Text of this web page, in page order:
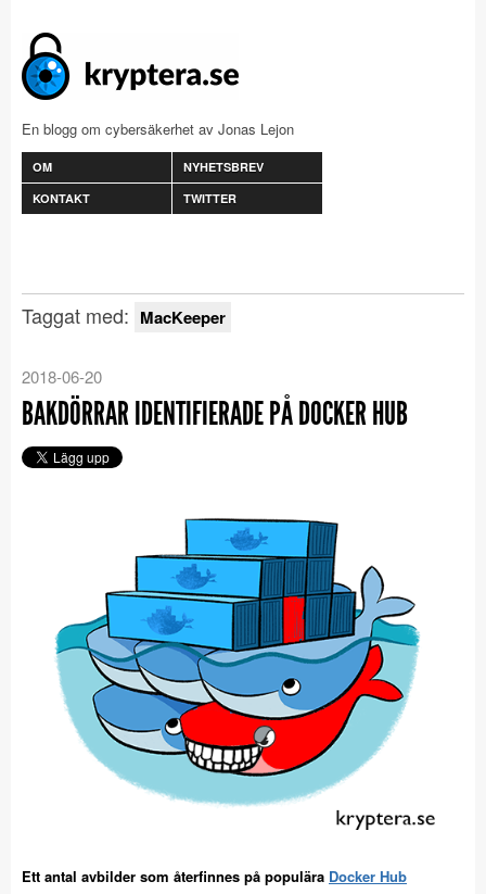
En blogg om cybersäkerhet av Jonas Lejon
OM
NYHETSBREV
KONTAKT
TWITTER
Taggat med: MacKeeper
2018-06-20
BAKDÖRRAR IDENTIFIERADE PÅ DOCKER HUB
Ett antal avbilder som återfinnes på populära Docker Hub